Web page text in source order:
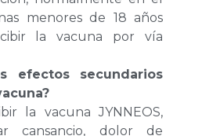
menores de 18 años
la vacuna por vía
efectos secundarios
la vacuna JYNNEOS,
cansancio, dolor de